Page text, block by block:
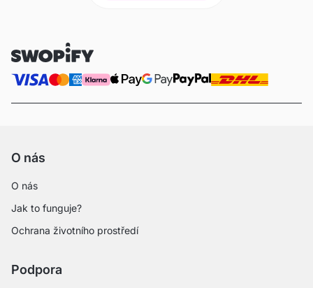
O nás
O nás
Jak to funguje?
Ochrana životního prostředí
Podpora